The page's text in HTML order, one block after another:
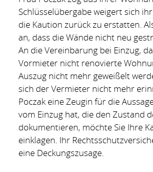
Schlüsselübergabe weigert sich
die Kaution zurück zu erstatten.
an, dass die Wände nicht neu
An die Vereinbarung bei Einzug,
Vormieter nicht renovierte
Auszug nicht mehr geweißelt
sich der Vermieter nicht mehr
Poczak eine Zeugin für die
vom Einzug hat, die den Zustand
dokumentieren, möchte Sie Ihre
einklagen. Ihr
eine Deckungszusage.